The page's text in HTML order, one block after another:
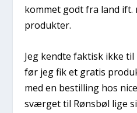
kommet godt fra land ift.
produkter.
Jeg kendte faktisk ikke
før jeg fik et gratis
med en bestilling hos
sværget til Rønsbøl lige